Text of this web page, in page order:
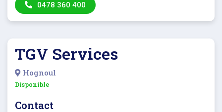
0478 360 400
TGV Services
Hognoul
Disponible
Contact